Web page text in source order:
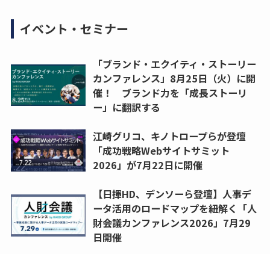
イベント・セミナー
「ブランド・エクイティ・ストーリー
カンファレンス」8月25日（火）に開
催！ ブランド力を「成長ストーリ
ー」に翻訳する
江崎グリコ、キノトロープらが登壇
「成功戦略Webサイトサミット
2026」が7月22日に開催
【日揮HD、デンソーら登壇】人事デ
ータ活用のロードマップを紐解く「人
財会議カンファレンス2026」7月29
日開催